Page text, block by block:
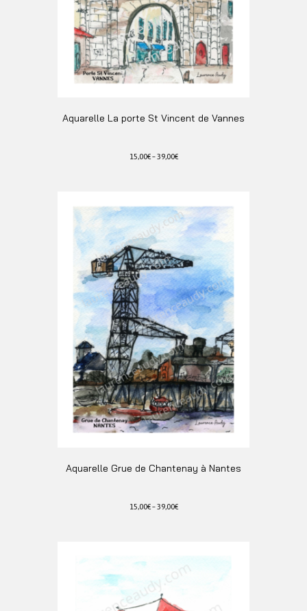
page
du
produit
Aquarelle La porte St Vincent de Vannes
15,00€–39,00€
plusieurs
variations.
Les
options
peuvent
être
choisies
sur
la
page
du
produit
Aquarelle Grue de Chantenay à Nantes
15,00€–39,00€
Les
options